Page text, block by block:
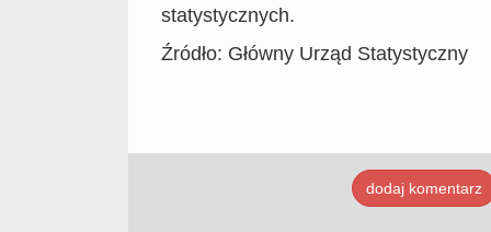
statystycznych.
Źródło: ​Główny Urząd Statystyczny
dodaj komentarz